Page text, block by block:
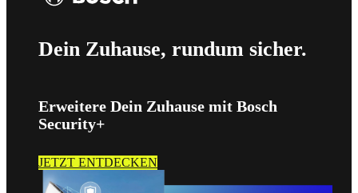
Dein Zuhause, rundum sicher.
Erweitere Dein Zuhause mit Bosch
Security+
JETZT ENTDECKEN